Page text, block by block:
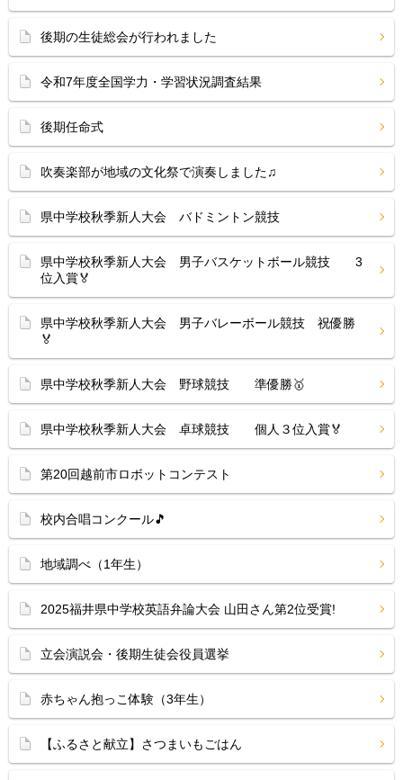
後期の生徒総会が行われました
令和7年度全国学力・学習状況調査結果
後期任命式
吹奏楽部が地域の文化祭で演奏しました♫
県中学校秋季新人大会 バドミントン競技
県中学校秋季新人大会 男子バスケットボール競技 3
位入賞🏅
県中学校秋季新人大会 男子バレーボール競技 祝優勝
🏅
県中学校秋季新人大会 野球競技 準優勝🥇
県中学校秋季新人大会 卓球競技 個人３位入賞🏅
第20回越前市ロボットコンテスト
校内合唱コンクール🎵
地域調べ（1年生）
2025福井県中学校英語弁論大会 山田さん第2位受賞!
立会演説会・後期生徒会役員選挙
赤ちゃん抱っこ体験（3年生）
【ふるさと献立】さつまいもごはん